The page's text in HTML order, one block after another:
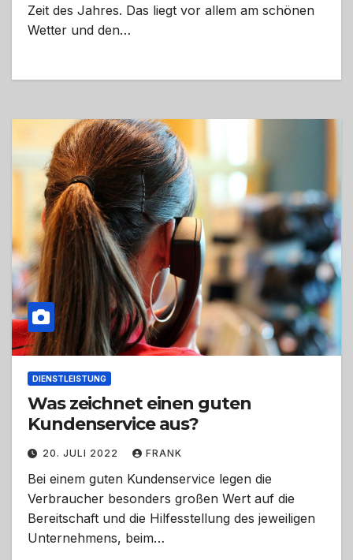
Zeit des Jahres. Das liegt vor allem am schönen
Wetter und den…
DIENSTLEISTUNG
Was zeichnet einen guten
Kundenservice aus?
20. JULI 2022 FRANK
Bei einem guten Kundenservice legen die
Verbraucher besonders großen Wert auf die
Bereitschaft und die Hilfesstellung des jeweiligen
Unternehmens, beim…